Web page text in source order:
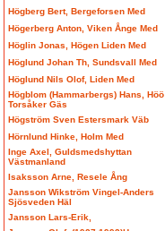
Högberg Bert, Bergeforsen Med
Högerberg Anton, Viken Ånge Med
Höglin Jonas, Högen Liden Med
Höglund Johan Th, Sundsvall Med
Höglund Nils Olof, Liden Med
Högblom (Hammarbergs) Hans, Höö
Torsåker Gäs
Högström Sven Estersmark Väb
Hörnlund Hinke, Holm Med
Inge Axel, Guldsmedshyttan
Västmanland
Isaksson Arne, Resele Ång
Jansson Wikström Vingel-Anders
Sjösveden Häl
Jansson Lars-Erik,